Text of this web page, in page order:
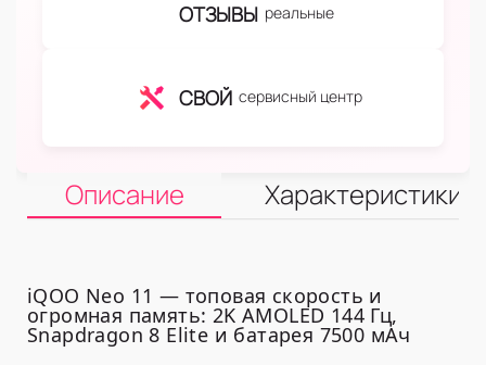
ОТЗЫВЫ реальные
СВОЙ сервисный центр
Описание Характеристики
iQOO Neo 11 — топовая скорость и
огромная память: 2K AMOLED 144 Гц,
Snapdragon 8 Elite и батарея 7500 мАч